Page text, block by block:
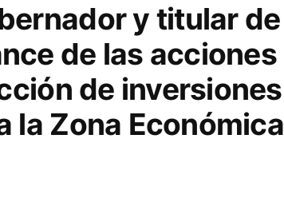
ZEE
DE
LÁZARO
CÁRDENAS:
SILVANO
AUREOLES
y titular de
de las acciones
de inversiones
la Zona Económica